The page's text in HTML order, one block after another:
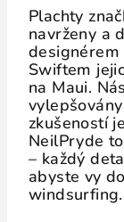
Plachty
navrženy a
Swiftem
na Maui.
zkušeností
NeilPryde
– každý
abyste vy
windsurfing.